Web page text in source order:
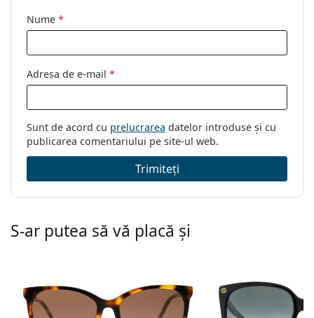
Nume *
Adresa de e-mail *
Sunt de acord cu prelucrarea datelor introduse și cu
publicarea comentariului pe site-ul web.
Trimiteți
S-ar putea să vă placă și